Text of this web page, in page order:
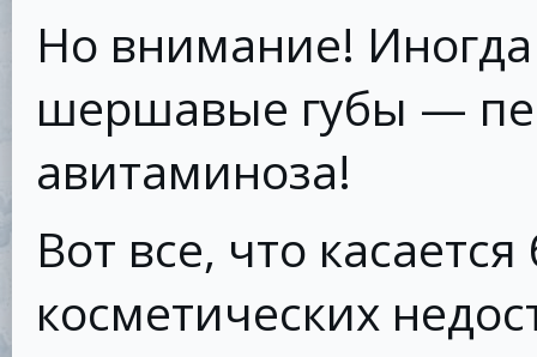
Но внимание!
шершавые губы —
авитаминоза!
Вот все, что
косметических